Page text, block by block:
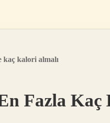
kaç kalori almalı
Fazla